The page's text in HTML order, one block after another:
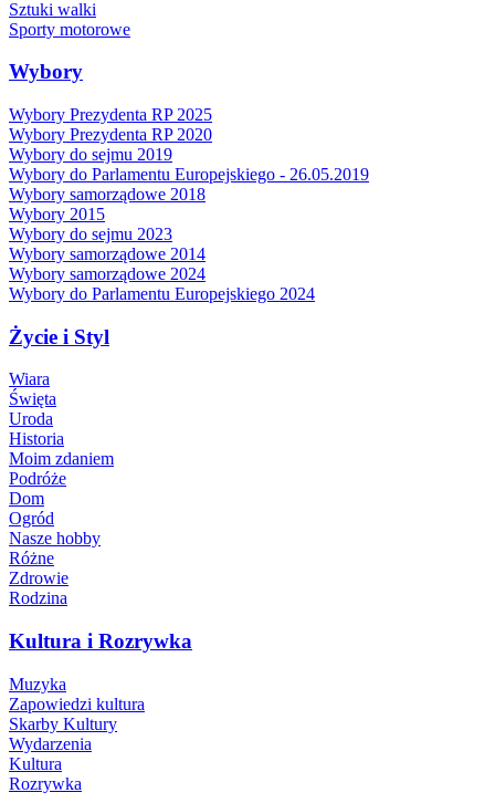
Sztuki walki
Sporty motorowe
Wybory
Wybory Prezydenta RP 2025
Wybory Prezydenta RP 2020
Wybory do sejmu 2019
Wybory do Parlamentu Europejskiego - 26.05.2019
Wybory samorządowe 2018
Wybory 2015
Wybory do sejmu 2023
Wybory samorządowe 2014
Wybory samorządowe 2024
Wybory do Parlamentu Europejskiego 2024
Życie i Styl
Wiara
Święta
Uroda
Historia
Moim zdaniem
Podróże
Dom
Ogród
Nasze hobby
Różne
Zdrowie
Rodzina
Kultura i Rozrywka
Muzyka
Zapowiedzi kultura
Skarby Kultury
Wydarzenia
Kultura
Rozrywka